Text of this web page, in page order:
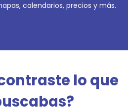
calendarios, precios y más.
lo que